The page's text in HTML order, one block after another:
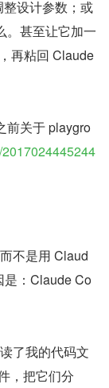
设计参数；或
。甚至让它加一
再粘回 Claude
前关于 playgro
不是用 Claud
是：Claude Co
了我的代码文
，把它们分